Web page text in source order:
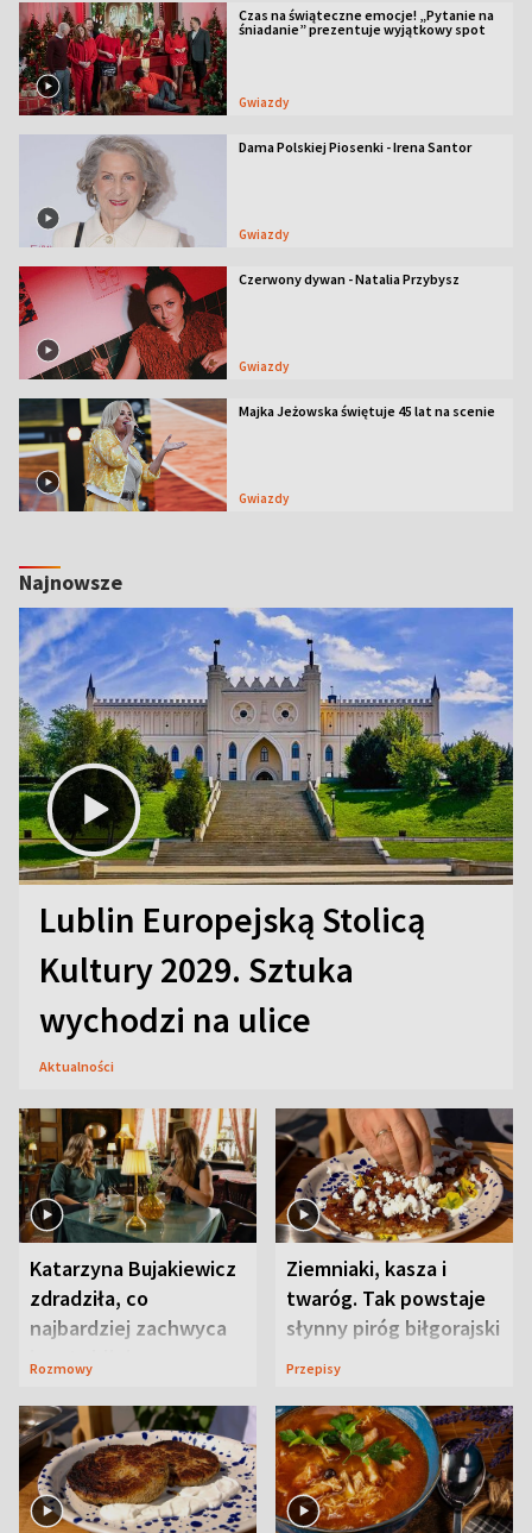
Czas na świąteczne emocje! „Pytanie na
śniadanie” prezentuje wyjątkowy spot
Gwiazdy
Dama Polskiej Piosenki - Irena Santor
Gwiazdy
Czerwony dywan - Natalia Przybysz
Gwiazdy
Majka Jeżowska świętuje 45 lat na scenie
Gwiazdy
Najnowsze
Lublin Europejską Stolicą
Kultury 2029. Sztuka
wychodzi na ulice
Aktualności
Katarzyna Bujakiewicz
zdradziła, co
najbardziej zachwyca
ją w Lublinie
Rozmowy
Ziemniaki, kasza i
twaróg. Tak powstaje
słynny piróg biłgorajski
Przepisy